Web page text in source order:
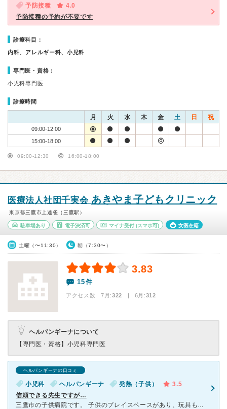
予防接種
4.0
予防接種の予約が不要です
診療科目：
内科、アレルギー科、小児科
専門医・資格：
小児科専門医
診療時間
月 火 水 木 金 土 日 祝
09:00-12:00
15:00-18:00
09:00-12:30 16:00-18:00
医療法人社団千実会 あきやま子どもクリニック
東京都三鷹市上連雀（三鷹駅）
駐車場あり 電子決済可 マイナ受付 (スマホ可) 女医在籍
土曜（〜11:30） 朝（7:30〜）
3.83
15件
アクセス数 7月:322 | 6月:312
ヘルパンギーナについて
【専門医・資格】 小児科専門医
ヘルパンギーナの口コミ
小児科 ヘルパンギーナ 発熱（子供）
3.5
信頼できる先生ですが…
三鷹市の子供病院です。 子供のプレイスペースがあり、玩具もたくさんあり、待ち時間は助かります。職員の方は全員女性です。 先生はさっぱりとした性格で、テキパキと診察していただけます。 看護師さんも